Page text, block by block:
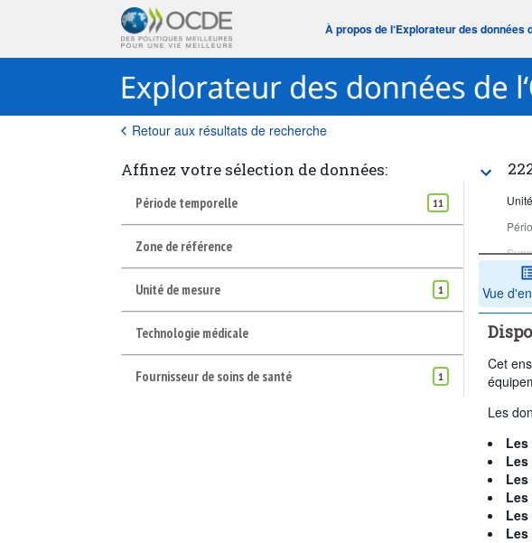
À propos de l‘Explorateur des données
Retour aux résultats de recherche
Affinez votre sélection de données:
Période temporelle 11
Zone de référence
Unité de mesure 1
Technologie médicale
Fournisseur de soins de santé 1
Vue
Cet
Les
Les